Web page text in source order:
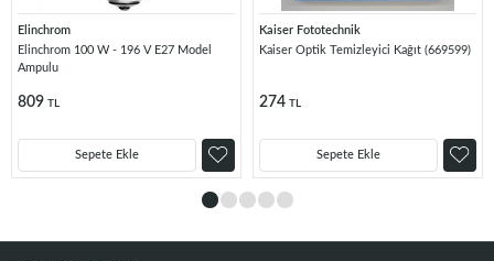
Elinchrom
Elinchrom 100 W - 196 V E27 Model
Ampulu
809 TL
Sepete Ekle
Kaiser Fototechnik
Kaiser Optik Temizleyici Kağıt (669599)
274 TL
Sepete Ekle